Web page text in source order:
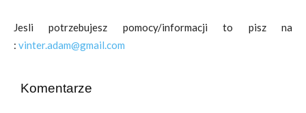
Jesli potrzebujesz pomocy/informacji to pisz na
: vinter.adam@gmail.com
Komentarze